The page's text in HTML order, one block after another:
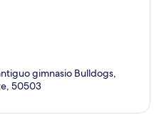
gimnasio Bulldogs,
50503